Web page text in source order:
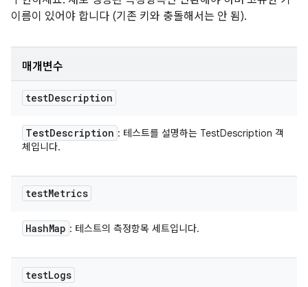
이름이 있어야 합니다 (기존 키와 충돌해서는 안 됨).
매개변수
testDescription
TestDescription : 테스트를 설명하는 TestDescription 객
체입니다.
testMetrics
HashMap : 테스트의 측정항목 세트입니다.
testLogs